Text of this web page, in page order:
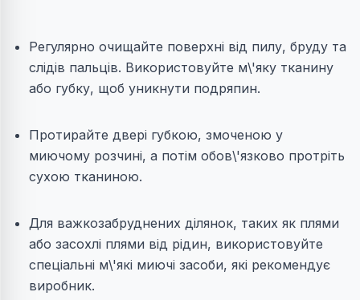
Регулярно очищайте поверхні від пилу, бруду та
слідів пальців. Використовуйте м\'яку тканину
або губку, щоб уникнути подряпин.
Протирайте двері губкою, змоченою у
миючому розчині, а потім обов\'язково протріть
сухою тканиною.
Для важкозабруднених ділянок, таких як плями
або засохлі плями від рідин, використовуйте
спеціальні м\'які миючі засоби, які рекомендує
виробник.